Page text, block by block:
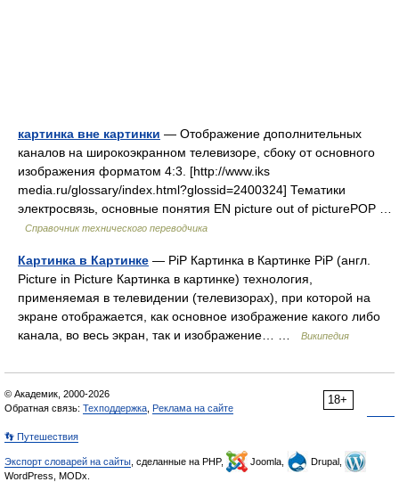
картинка вне картинки — Отображение дополнительных
каналов на широкоэкранном телевизоре, сбоку от основного
изображения форматом 4:3. [http://www.iks
media.ru/glossary/index.html?glossid=2400324] Тематики
электросвязь, основные понятия EN picture out of picturePOP …
Справочник технического переводчика
Картинка в Картинке — PiP Картинка в Картинке PiP (англ.
Picture in Picture Картинка в картинке) технология,
применяемая в телевидении (телевизорах), при которой на
экране отображается, как основное изображение какого либо
канала, во весь экран, так и изображение… …
Википедия
18+
© Академик, 2000-2026
Обратная связь: Техподдержка Реклама на сайте
👣 Путешествия
Экспорт словарей на сайты , сделанные на PHP, Joomla,
Drupal,
WordPress, MODx.